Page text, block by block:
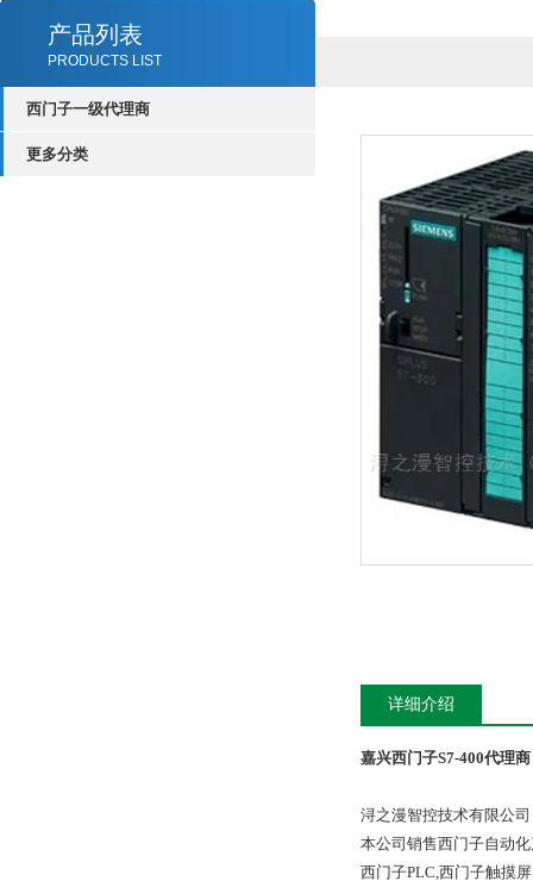
产品列表
PRODUCTS LIST
西门子一级代理商
更多分类
详细介绍
嘉兴西门子S7-400代理商
浔之漫智控技术有限公
本公司销售西门子自动
西门子PLC,西门子触摸